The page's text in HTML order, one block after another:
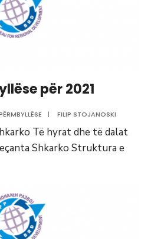
për 2021
| FILIP STOJANOSKI
Të hyrat dhe të dalat
Shkarko Struktura e